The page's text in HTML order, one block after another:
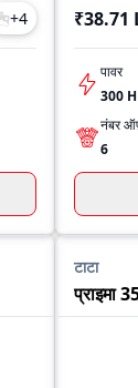
+4 ₹38.71
पावर
300
नंबर
6
टाटा
प्राइमा